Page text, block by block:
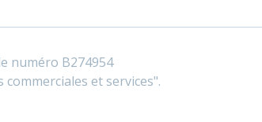
numéro B274954
et services".